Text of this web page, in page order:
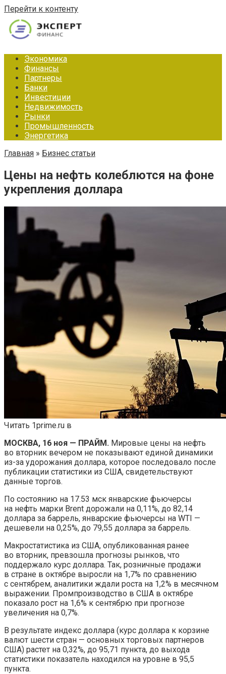
Перейти к контенту
Экономика
Финансы
Партнеры
Банки
Инвестиции
Недвижимость
Рынки
Промышленность
Энергетика
Главная » Бизнес статьи
Цены на нефть колеблются на фоне
укрепления доллара
Читать 1prime.ru в
МОСКВА, 16 ноя — ПРАЙМ. Мировые цены на нефть
во вторник вечером не показывают единой динамики
из-за удорожания доллара, которое последовало после
публикации статистики из США, свидетельствуют
данные торгов.
По состоянию на 17.53 мск январские фьючерсы
на нефть марки Brent дорожали на 0,11%, до 82,14
доллара за баррель, январские фьючерсы на WTI —
дешевели на 0,25%, до 79,55 доллара за баррель.
Макростатистика из США, опубликованная ранее
во вторник, превзошла прогнозы рынков, что
поддержало курс доллара. Так, розничные продажи
в стране в октябре выросли на 1,7% по сравнению
с сентябрем, аналитики ждали роста на 1,2% в месячном
выражении. Промпроизводство в США в октябре
показало рост на 1,6% к сентябрю при прогнозе
увеличения на 0,7%.
В результате индекс доллара (курс доллара к корзине
валют шести стран — основных торговых партнеров
США) растет на 0,32%, до 95,71 пункта, до выхода
статистики показатель находился на уровне в 95,5
пункта.